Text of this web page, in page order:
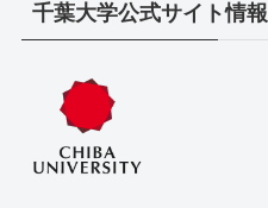
千葉大学公式サイト情報